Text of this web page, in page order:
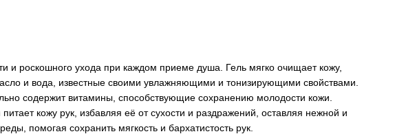
роскошного ухода при каждом приеме душа. Гель мягко очищает кожу,
и вода, известные своими увлажняющими и тонизирующими свойствами.
содержит витамины, способствующие сохранению молодости кожи.
кожу рук, избавляя её от сухости и раздражений, оставляя нежной и
помогая сохранить мягкость и бархатистость рук.